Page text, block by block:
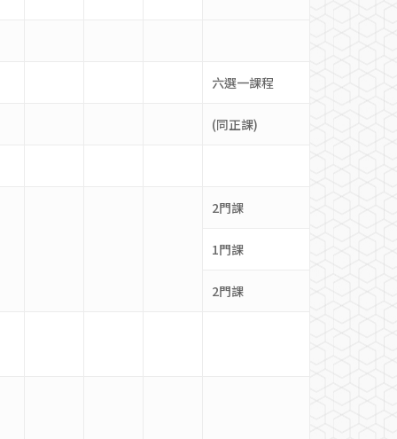
六選一課程
(同正課)
2門課
1門課
2門課